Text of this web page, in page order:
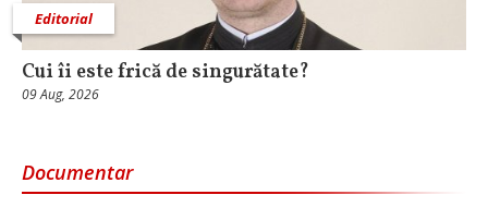
Editorial
Cui îi este frică de singurătate?
09 Aug, 2026
Documentar